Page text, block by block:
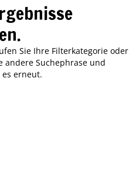
Sie Ihre Filterkategorie oder
andere Suchephrase und
es erneut.